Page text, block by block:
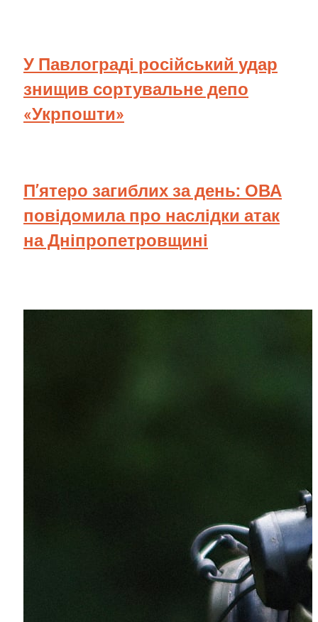
У Павлограді російський удар
знищив сортувальне депо
«Укрпошти»
П’ятеро загиблих за день: ОВА
повідомила про наслідки атак
на Дніпропетровщині